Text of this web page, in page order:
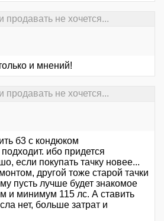
не хочется...
и мнений!
не хочется...
б3 с кондюком
ибо придется
если покупать тачку новее...
другой тоже старой тачки
пусть лучше будет знакомое
и минимум 115 лс. А ставить
нет, больше затрат и